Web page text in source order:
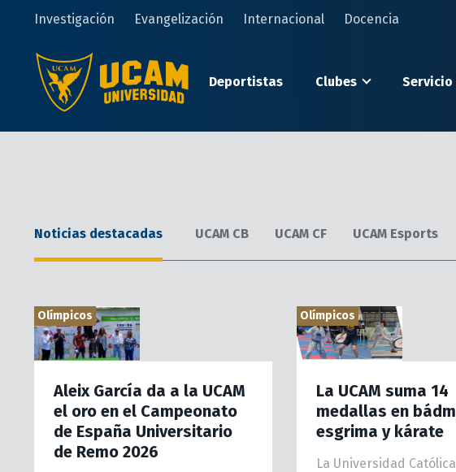
principal
Investigación Evangelización Internacional Docencia
Deportistas Clubes Servicio
Noticias destacadas UCAM CB UCAM CF UCAM Esports
Olímpicos
Aleix García da a la UCAM
el oro en el Campeonato
de España Universitario
de Remo 2026
Olímpicos
La UCAM suma 14
medallas en
esgrima y kárate
La Universidad